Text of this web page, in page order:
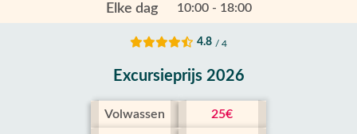
Elke dag 10:00 - 18:00
4.8 / 4
Excursieprijs 2026
Volwassen 25€